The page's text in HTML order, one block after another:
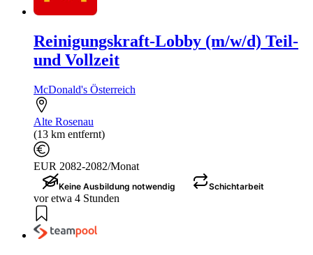
Reinigungskraft-Lobby (m/w/d) Teil-
und Vollzeit
McDonald's Österreich
Alte Rosenau
(13 km entfernt)
EUR 2082-2082/Monat
Keine Ausbildung notwendig Schichtarbeit
vor etwa 4 Stunden